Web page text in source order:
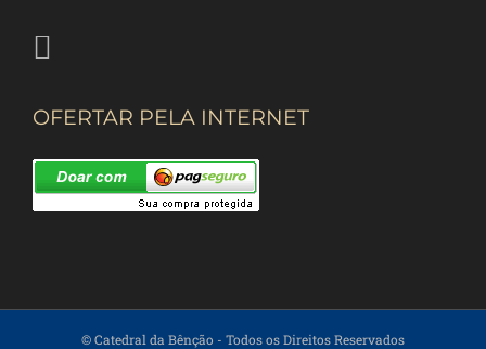
OFERTAR PELA INTERNET
© Catedral da Bênção - Todos os Direitos Reservados